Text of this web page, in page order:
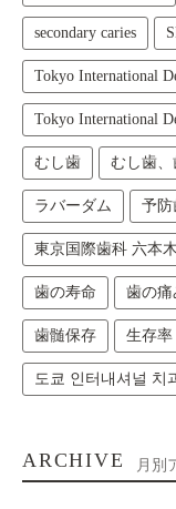
secondary caries
Tokyo International
Tokyo International
むし歯 むし歯
ラバーダム 予防
東京国際歯科 六本木
歯の寿命 歯の痛
歯髄保存 生存率
도쿄 인터내셔널 치
ARCHIVE 月別